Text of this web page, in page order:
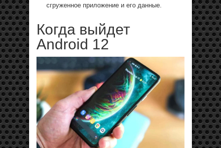
сгруженное приложение и его данные.
Когда выйдет
Android 12